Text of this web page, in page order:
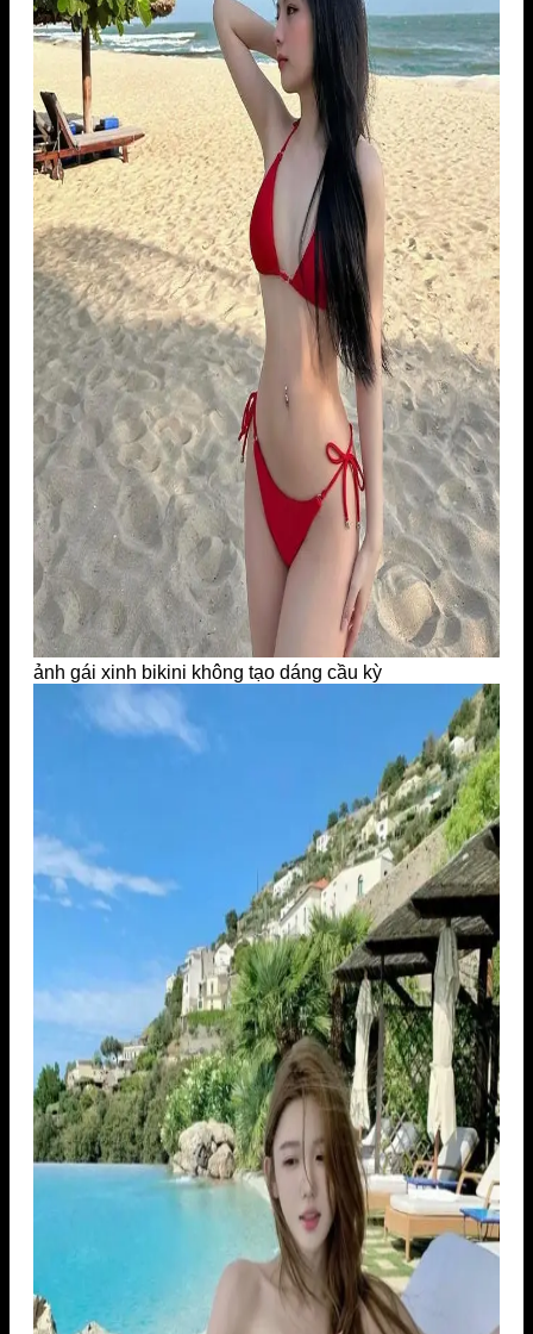
ảnh gái xinh bikini không tạo dáng cầu kỳ